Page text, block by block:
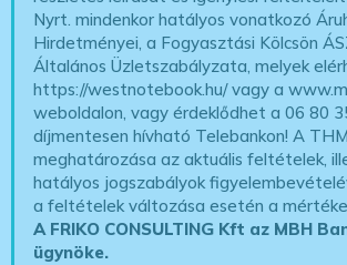
Nyrt. mindenkor hatályos vonatkozó
Hirdetményei, a Fogyasztási Kölcsön
Általános Üzletszabályzata, melyek
https://westnotebook.hu/vagy a
weboldalon, vagy érdeklődhet a 06 80
díjmentesen hívható Telebankon! A THM
meghatározása az aktuális feltételek,
hatályos jogszabályok
a feltételek változása esetén a
A FRIKO CONSULTING Kft az MBH
ügynöke.